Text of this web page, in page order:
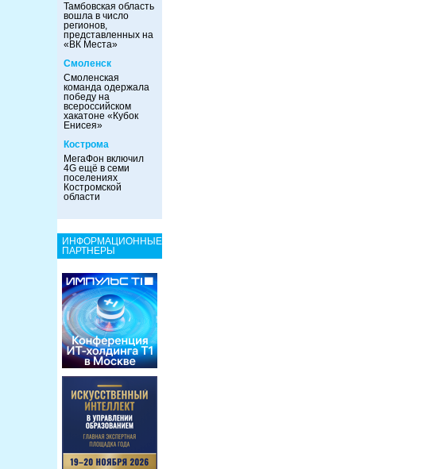
Тамбовская область
вошла в число
регионов,
представленных на
«ВК Места»
Смоленск
Смоленская
команда одержала
победу на
всероссийском
хакатоне «Кубок
Енисея»
Кострома
МегаФон включил
4G ещё в семи
поселениях
Костромской
области
ИНФОРМАЦИОННЫЕ
ПАРТНЕРЫ